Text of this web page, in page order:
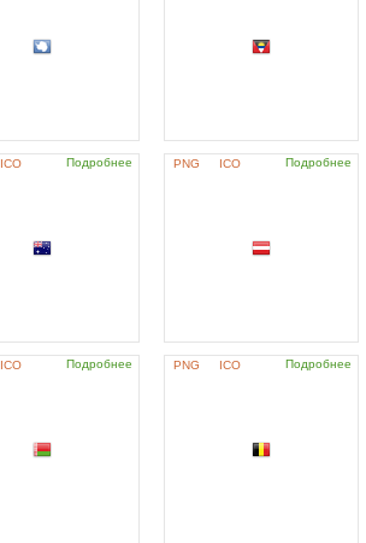
ICO Подробнее PNG ICO Подробнее
ICO Подробнее PNG ICO Подробнее